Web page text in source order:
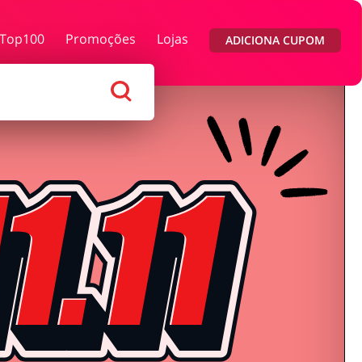
Top100 Promoções Lojas ADICIONA CUPOM
e Calçados Megastore
Saúde e Beleza